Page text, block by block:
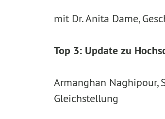
mit Dr. Anita Dame,
Top 3: Update zu
Armanghan Naghipour,
Gleichstellung